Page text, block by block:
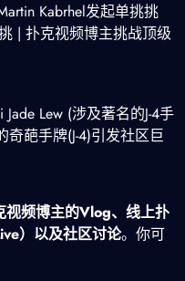
Kabrhel发起单挑挑
| 扑克视频博主挑战顶级
Lew (涉及著名的J-4手
葩手牌(J-4)引发社区巨
视频博主的Vlog、线上扑
）以及社区讨论。你可